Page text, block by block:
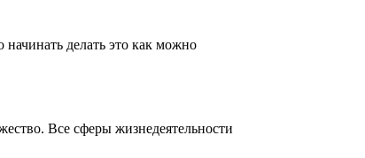
делать это как можно
Все сферы жизнедеятельности